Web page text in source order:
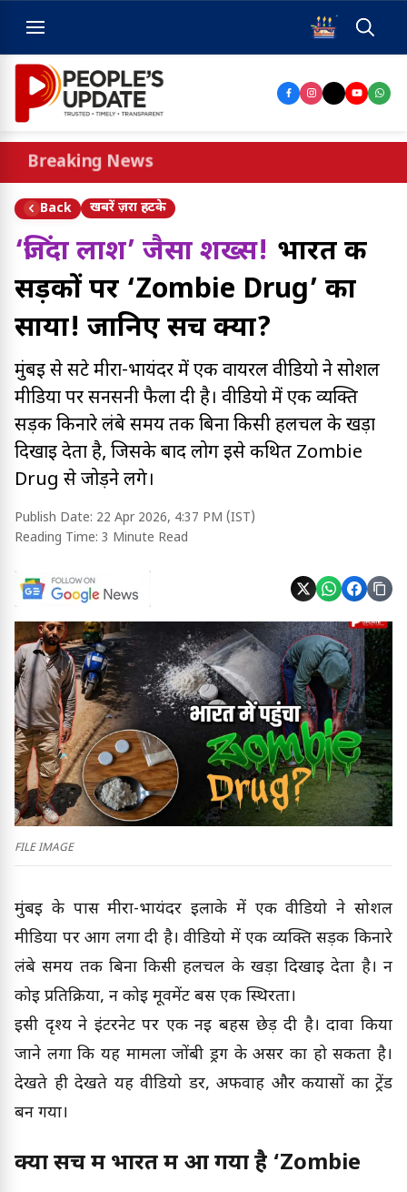
Breaking News
Back खबरें ज़रा हटके
‘जिंदा लाश’ जैसा शख्स! भारत की
सड़कों पर ‘Zombie Drug’ का
साया! जानिए सच क्या?
मुंबई से सटे मीरा-भायंदर में एक वायरल वीडियो ने सोशल
मीडिया पर सनसनी फैला दी है। वीडियो में एक व्यक्ति
सड़क किनारे लंबे समय तक बिना किसी हलचल के खड़ा
दिखाई देता है, जिसके बाद लोग इसे कथित Zombie
Drug से जोड़ने लगे।
Publish Date: 22 Apr 2026, 4:37 PM (IST)
Reading Time: 3 Minute Read
FILE IMAGE
मुंबई के पास मीरा-भायंदर इलाके में एक वीडियो ने सोशल
मीडिया पर आग लगा दी है। वीडियो में एक व्यक्ति सड़क किनारे
लंबे समय तक बिना किसी हलचल के खड़ा दिखाई देता है। न
कोई प्रतिक्रिया, न कोई मूवमेंट बस एक स्थिरता।
इसी दृश्य ने इंटरनेट पर एक नई बहस छेड़ दी है। दावा किया
जाने लगा कि यह मामला जोंबी ड्रग के असर का हो सकता है।
देखते ही देखते यह वीडियो डर, अफवाह और कयासों का ट्रेंड
बन गया।
क्या सच में भारत में आ गया है ‘Zombie